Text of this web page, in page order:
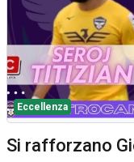
Eccellenza
Si rafforzano